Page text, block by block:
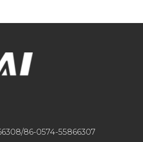
86-0574-55866307